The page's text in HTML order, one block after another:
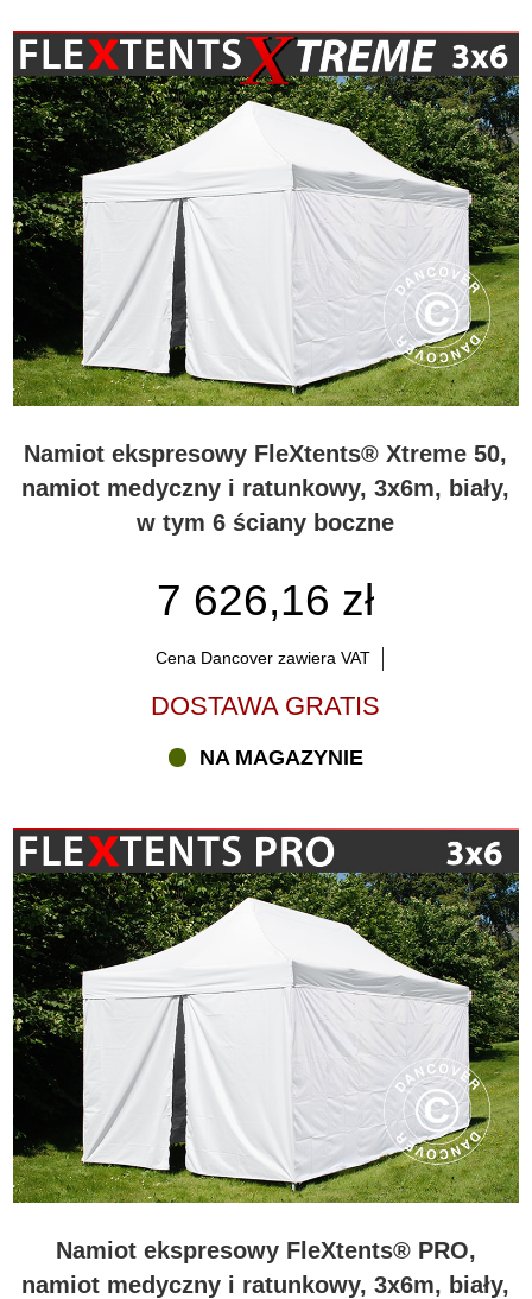
Namiot ekspresowy FleXtents® Xtreme 50,
namiot medyczny i ratunkowy, 3x6m, biały,
w tym 6 ściany boczne
7 626,16 zł
Cena Dancover zawiera VAT
DOSTAWA GRATIS
NA MAGAZYNIE
Namiot ekspresowy FleXtents® PRO,
namiot medyczny i ratunkowy, 3x6m, biały,